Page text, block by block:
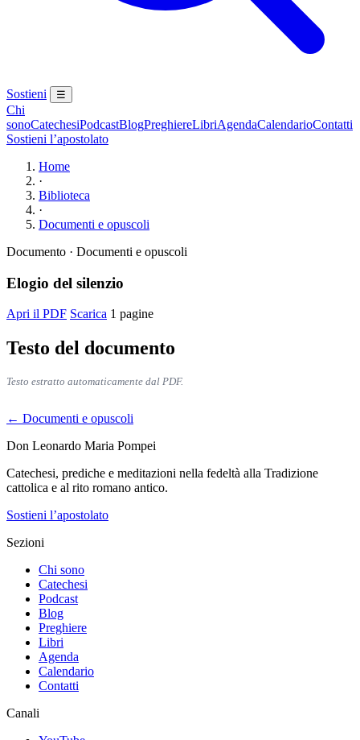
Sostieni ☰
Chi
sonoCatechesiPodcastBlogPreghiereLibriAgendaCalendarioContatti
Sostieni l’apostolato
Home
·
Biblioteca
·
Documenti e opuscoli
Documento · Documenti e opuscoli
Elogio del silenzio
Apri il PDF Scarica 1 pagine
Testo del documento
Testo estratto automaticamente dal PDF.
← Documenti e opuscoli
Don Leonardo Maria Pompei
Catechesi, prediche e meditazioni nella fedeltà alla Tradizione
cattolica e al rito romano antico.
Sostieni l’apostolato
Sezioni
Chi sono
Catechesi
Podcast
Blog
Preghiere
Libri
Agenda
Calendario
Contatti
Canali